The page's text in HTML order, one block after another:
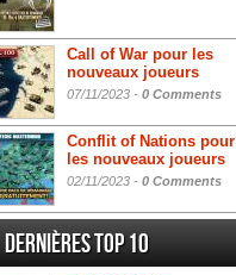
Call of War pour les
nouveaux joueurs
07/11/2023 - 0 Comments
Conflit of Nations pour
les nouveaux joueurs
02/11/2023 - 0 Comments
Dernières Top 10